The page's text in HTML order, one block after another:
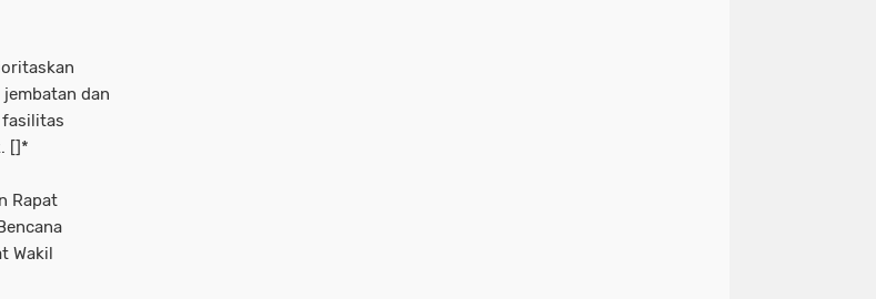
dan
fasilitas
[]*
Rapat
Wakil